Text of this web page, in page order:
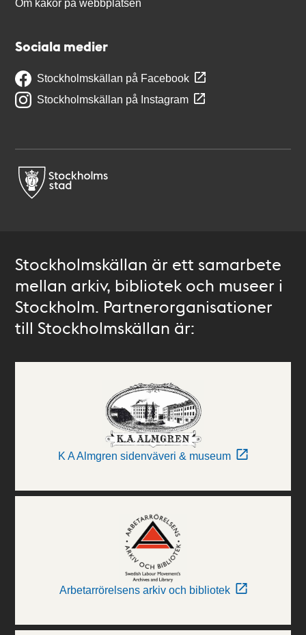
Om kakor på webbplatsen
Sociala medier
Stockholmskällan på Facebook
Stockholmskällan på Instagram
Stockholmskällan är ett samarbete
mellan arkiv, bibliotek och museer i
Stockholm. Partnerorganisationer
till Stockholmskällan är:
K A Almgren sidenväveri & museum
Arbetarrörelsens arkiv och bibliotek